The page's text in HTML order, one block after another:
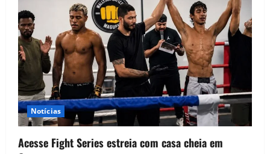
Notícias
Acesse Fight Series estreia com casa cheia em